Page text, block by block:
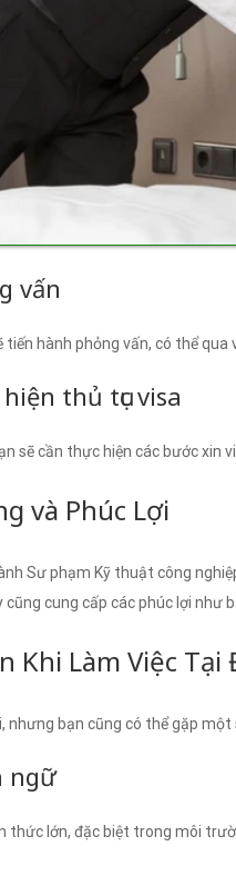
vấn
tiến hành phỏng vấn, có thể qua
thủ tục visa
sẽ cần thực hiện các bước xin
và Phúc Lợi
Sư phạm Kỹ thuật công
cũng cung cấp các phúc lợi như
Khi Làm Việc Tại
nhưng bạn cũng có thể gặp
ngữ
thức lớn, đặc biệt trong môi